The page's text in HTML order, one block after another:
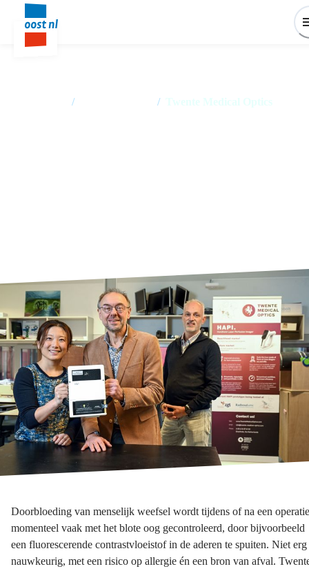
/ / Twente Medical Optics
Doorbloeding van menselijk weefsel wordt tijdens of na een operatie
momenteel vaak met het blote oog gecontroleerd, door bijvoorbeeld
een fluorescerende contrastvloeistof in de aderen te spuiten. Niet erg
nauwkeurig, met een risico op allergie én een bron van afval.